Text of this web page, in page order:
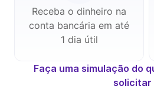
Receba o dinheiro na
conta bancária em até
1 dia útil
Faça uma simulação do
solicitar